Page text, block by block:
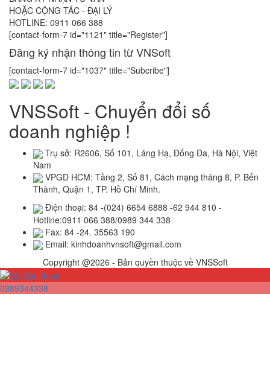
HOẶC CỘNG TÁC - ĐẠI LÝ
HOTLINE: 0911 066 388
[contact-form-7 id="1121" title="Register"]
Đăng ký nhận thông tin từ VNSoft
[contact-form-7 id="1037" title="Subcribe"]
VNSSoft - Chuyển đổi số
doanh nghiệp !
Trụ sở: R2606, Số 101, Láng Hạ, Đống Đa, Hà Nội, Việt
Nam
VPGD HCM: Tầng 2, Số 81, Cách mạng tháng 8, P. Bến
Thành, Quận 1, TP. Hồ Chí Minh.
Điện thoại: 84 -(024) 6654 6888 -62 944 810 -
Hotline:0911 066 388/0989 344 338
Fax: 84 -24. 35563 190
Email: kinhdoanhvnsoft@gmail.com
Copyright @2026 - Bản quyền thuộc về VNSSoft
0989344338